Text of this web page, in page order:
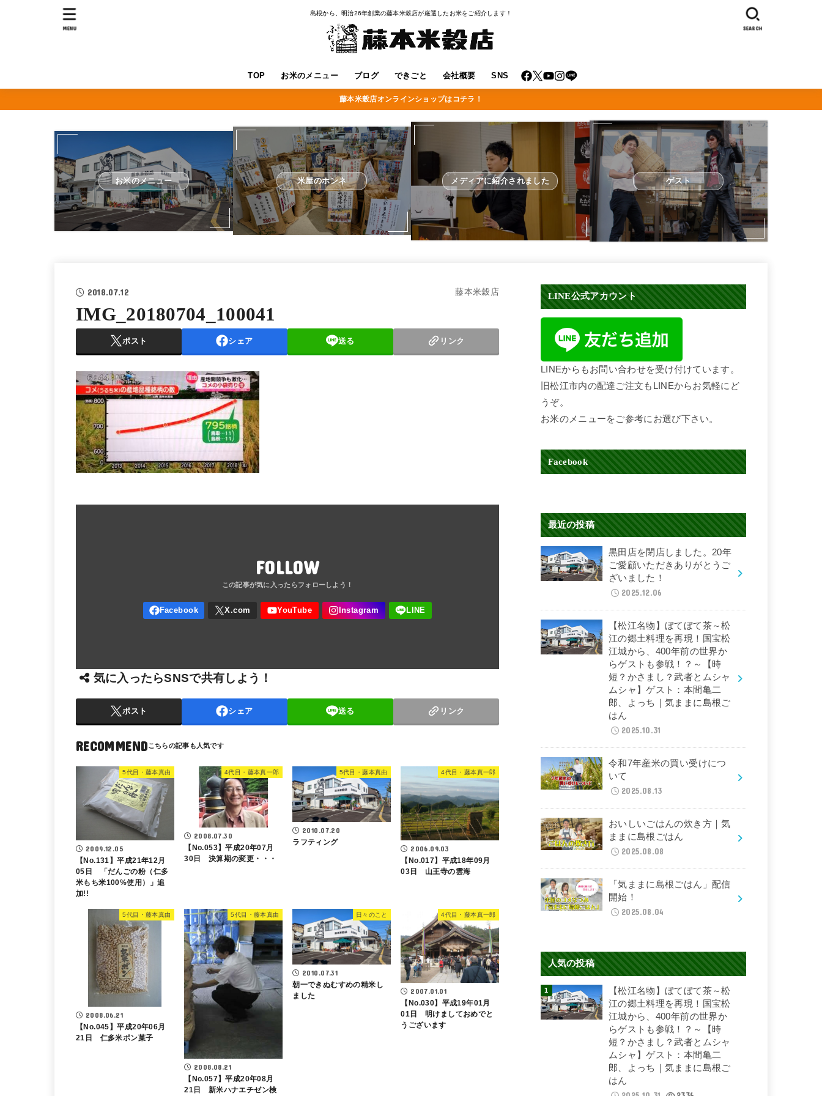
島根から、明治26年創業の藤本米穀店が厳選したお米をご紹介します！
TOP お米のメニュー ブログ できごと 会社概要 SNS
SEARCH
MENU
藤本米穀店オンラインショップはコチラ！
お米のメニュー 米屋のホンネ メディアに紹介されました ゲスト
2018.07.12 藤本米穀店
IMG_20180704_100041
ポスト シェア 送る リンク
FOLLOW
気に入ったらSNSで共有しよう！
ポスト シェア 送る リンク
RECOMMEND
5代目・藤本真由
2009.12.05
【No.131】平成21年12月
05日 「だんごの粉（仁多
米もち米100%使用）」追
加!!
4代目・藤本真一郎
2008.07.30
【No.053】平成20年07月
30日 決算期の変更・・・
5代目・藤本真由
2010.07.20
ラフティング
4代目・藤本真一郎
2006.09.03
【No.017】平成18年09月
03日 山王寺の雲海
5代目・藤本真由
2008.06.21
【No.045】平成20年06月
21日 仁多米ポン菓子
5代目・藤本真由
2008.08.21
【No.057】平成20年08月
21日 新米ハナエチゼン検
日々のこと
2010.07.31
朝一できぬむすめの精米し
ました
4代目・藤本真一郎
2007.01.01
【No.030】平成19年01月
01日 明けましておめでと
うございます
LINE公式アカウント
LINEからもお問い合わせを受け付けています。
旧松江市内の配達ご注文もLINEからお気軽にど
うぞ。
お米のメニューをご参考にお選び下さい。
Facebook
最近の投稿
黒田店を閉店しました。20年
ご愛顧いただきありがとうご
ざいました！
2025.12.06
【松江名物】ぼてぼて茶～松
江の郷土料理を再現！国宝松
江城から、400年前の世界か
らゲストも参戦！？～【時
短？かさまし？武者とムシャ
ムシャ】ゲスト：本間亀二
郎、よっち｜気ままに島根ご
はん
2025.10.31
令和7年産米の買い受けにつ
いて
2025.08.13
おいしいごはんの炊き方｜気
ままに島根ごはん
2025.08.08
「気ままに島根ごはん」配信
開始！
2025.08.04
人気の投稿
【松江名物】ぼてぼて茶～松
江の郷土料理を再現！国宝松
江城から、400年前の世界か
らゲストも参戦！？～【時
短？かさまし？武者とムシャ
ムシャ】ゲスト：本間亀二
郎、よっち｜気ままに島根ご
はん